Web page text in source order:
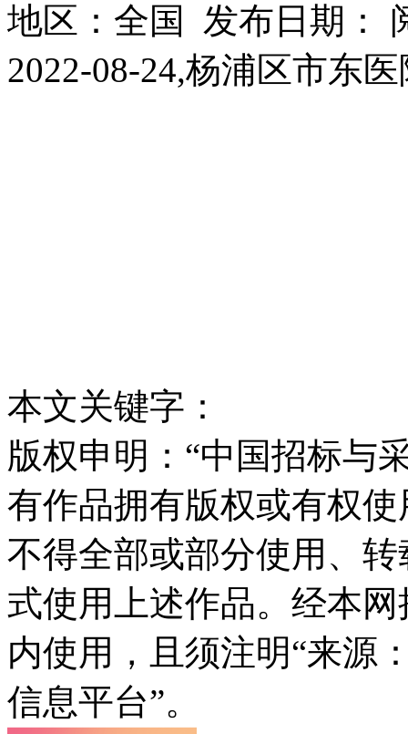
地区：全国 发布日期：
2022-08-24,杨浦区市东
本文关键字：
版权申明：“中国招标与
有作品拥有版权或有权
不得全部或部分使用、
式使用上述作品。经本
内使用，且须注明“来源
信息平台”。